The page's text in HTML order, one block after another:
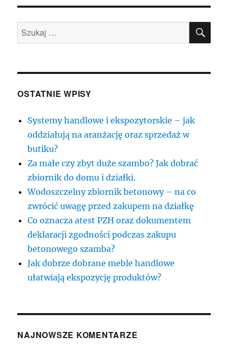
potrzebują
prawnika.
Szukaj:
OSTATNIE WPISY
Systemy handlowe i ekspozytorskie – jak
oddziałują na aranżację oraz sprzedaż w
butiku?
Za małe czy zbyt duże szambo? Jak dobrać
zbiornik do domu i działki.
Wodoszczelny zbiornik betonowy – na co
zwrócić uwagę przed zakupem na działkę
Co oznacza atest PZH oraz dokumentem
deklaracji zgodności podczas zakupu
betonowego szamba?
Jak dobrze dobrane meble handlowe
ułatwiają ekspozycję produktów?
NAJNOWSZE KOMENTARZE